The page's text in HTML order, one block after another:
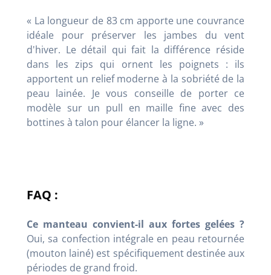
« La longueur de 83 cm apporte une couvrance
idéale pour préserver les jambes du vent
d'hiver. Le détail qui fait la différence réside
dans les zips qui ornent les poignets : ils
apportent un relief moderne à la sobriété de la
peau lainée. Je vous conseille de porter ce
modèle sur un pull en maille fine avec des
bottines à talon pour élancer la ligne. »
FAQ :
Ce manteau convient-il aux fortes gelées ?
Oui, sa confection intégrale en peau retournée
(mouton lainé) est spécifiquement destinée aux
périodes de grand froid.